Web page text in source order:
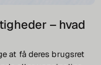
– hvad
at få deres brugsret